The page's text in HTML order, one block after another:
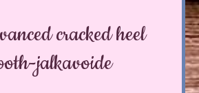
cracked heel
jalkavoide